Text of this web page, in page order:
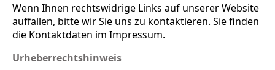
Wenn Ihnen rechtswidrige Links auf unserer Website
auffallen, bitte wir Sie uns zu kontaktieren. Sie finden
die Kontaktdaten im Impressum.
Urheberrechtshinweis